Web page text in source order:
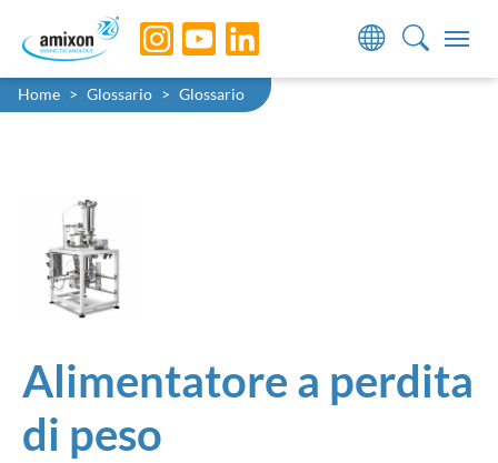
Skip to main navigation
Skip to main content
Skip to page footer
You are here:
Home Glossario Glossario
Alimentatore a perdita
di peso